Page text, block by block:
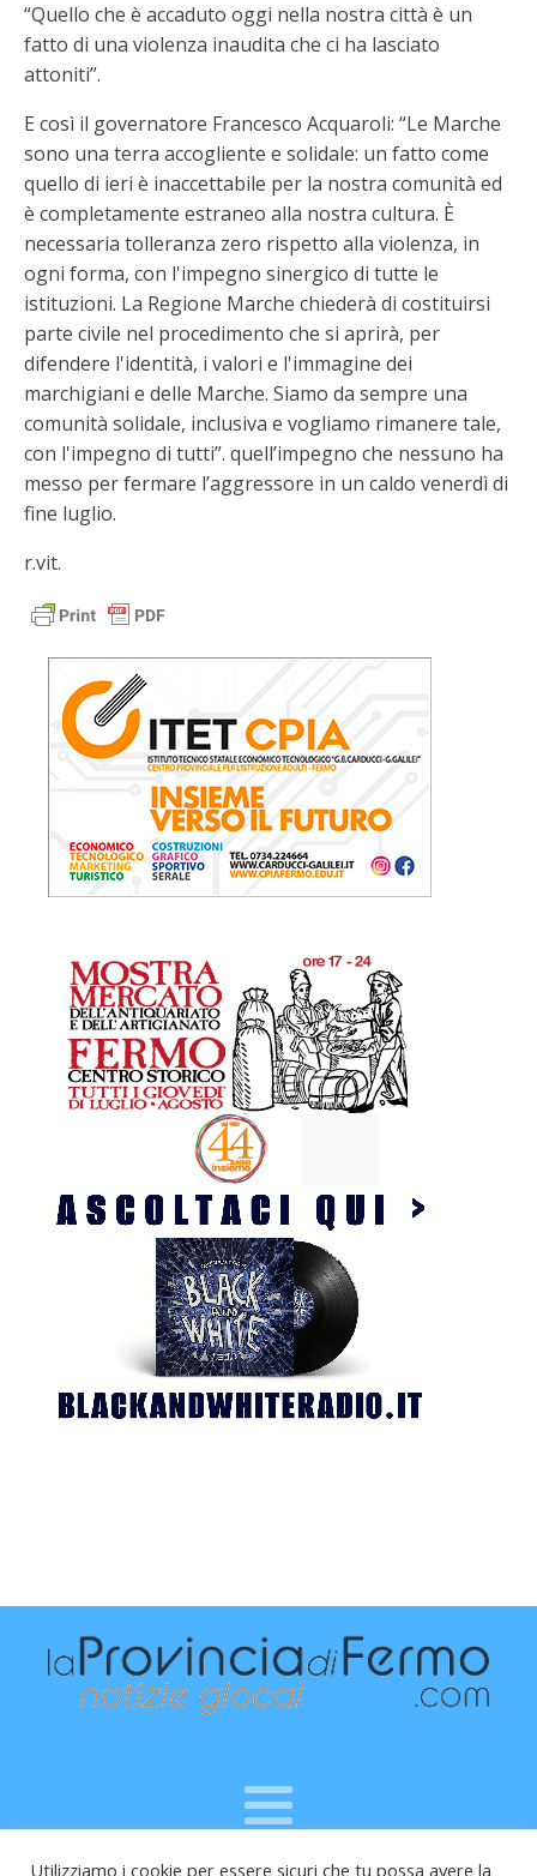
“Quello che è accaduto oggi nella nostra città è un
fatto di una violenza inaudita che ci ha lasciato
attoniti”.
E così il governatore Francesco Acquaroli: “Le Marche
sono una terra accogliente e solidale: un fatto come
quello di ieri è inaccettabile per la nostra comunità ed
è completamente estraneo alla nostra cultura. È
necessaria tolleranza zero rispetto alla violenza, in
ogni forma, con l'impegno sinergico di tutte le
istituzioni. La Regione Marche chiederà di costituirsi
parte civile nel procedimento che si aprirà, per
difendere l'identità, i valori e l'immagine dei
marchigiani e delle Marche. Siamo da sempre una
comunità solidale, inclusiva e vogliamo rimanere tale,
con l'impegno di tutti”. quell’impegno che nessuno ha
messo per fermare l’aggressore in un caldo venerdì di
fine luglio.
r.vit.
Utilizziamo i cookie per essere sicuri che tu possa avere la